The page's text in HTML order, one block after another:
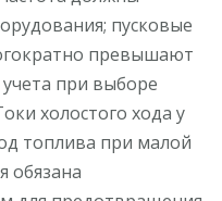
пусковые
превышают
при выборе
холостого хода у
топлива при малой
обязана